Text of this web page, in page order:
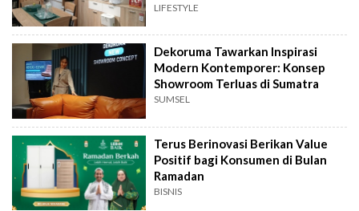
LIFESTYLE
Dekoruma Tawarkan Inspirasi
Modern Kontemporer: Konsep
Showroom Terluas di Sumatra
SUMSEL
Terus Berinovasi Berikan Value
Positif bagi Konsumen di Bulan
Ramadan
BISNIS